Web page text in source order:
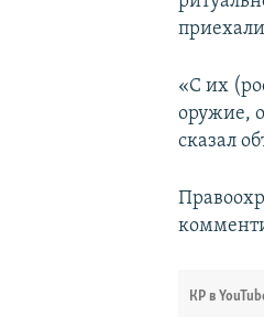
«С их
оружие,
сказал
КР в